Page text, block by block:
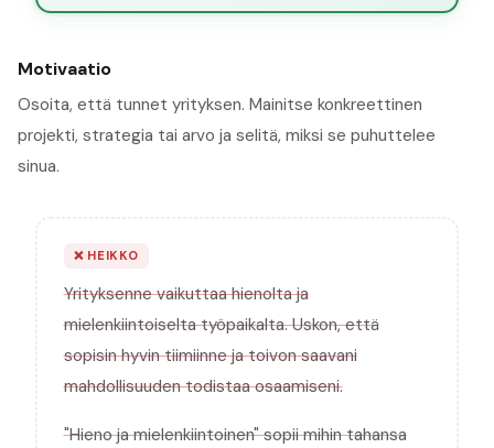
Motivaatio
Osoita, että tunnet yrityksen. Mainitse konkreettinen
projekti, strategia tai arvo ja selitä, miksi se puhuttelee
sinua.
❌HEIKKO
Yrityksenne vaikuttaa hienolta ja
mielenkiintoiselta työpaikalta. Uskon, että
sopisin hyvin tiimiinne ja toivon saavani
mahdollisuuden todistaa osaamiseni.
"Hieno ja mielenkiintoinen" sopii mihin tahansa